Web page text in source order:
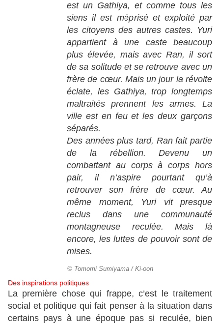
est un Gathiya, et comme tous les
siens il est méprisé et exploité par
les citoyens des autres castes. Yuri
appartient à une caste beaucoup
plus élevée, mais avec Ran, il sort
de sa solitude et se retrouve avec un
frère de cœur. Mais un jour la révolte
éclate, les Gathiya, trop longtemps
maltraités prennent les armes. La
ville est en feu et les deux garçons
séparés.
Des années plus tard, Ran fait partie
de la rébellion. Devenu un
combattant au corps à corps hors
pair, il n’aspire pourtant qu’à
retrouver son frère de cœur. Au
même moment, Yuri vit presque
reclus dans une communauté
montagneuse reculée. Mais là
encore, les luttes de pouvoir sont de
mises.
© Tomomi Sumiyama / Ki-oon
Des inspirations politiques
La première chose qui frappe, c’est le traitement
social et politique qui fait penser à la situation dans
certains pays à une époque pas si reculée, bien